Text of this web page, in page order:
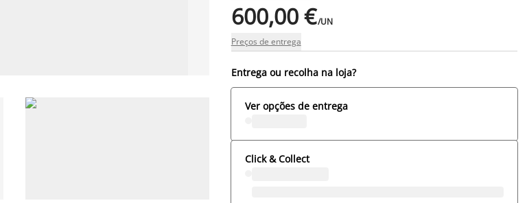
600,00 €/UN
Preços de entrega
Entrega ou recolha na loja?
Ver opções de entrega
Click & Collect